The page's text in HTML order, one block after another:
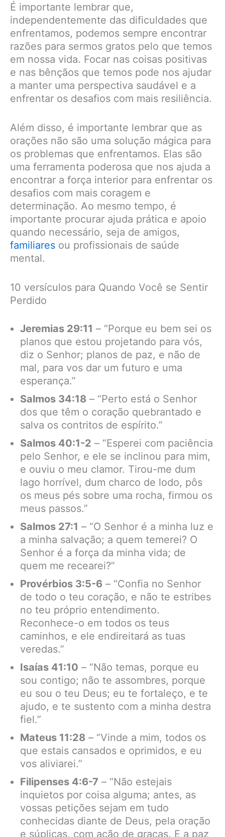
É importante lembrar que,
independentemente das dificuldades que
enfrentamos, podemos sempre encontrar
razões para sermos gratos pelo que temos
em nossa vida. Focar nas coisas positivas
e nas bênçãos que temos pode nos ajudar
a manter uma perspectiva saudável e a
enfrentar os desafios com mais resiliência.
Além disso, é importante lembrar que as
orações não são uma solução mágica para
os problemas que enfrentamos. Elas são
uma ferramenta poderosa que nos ajuda a
encontrar a força interior para enfrentar os
desafios com mais coragem e
determinação. Ao mesmo tempo, é
importante procurar ajuda prática e apoio
quando necessário, seja de amigos,
familiares ou profissionais de saúde
mental.
10 versículos para Quando Você se Sentir
Perdido
Jeremias 29:11 – “Porque eu bem sei os
planos que estou projetando para vós,
diz o Senhor; planos de paz, e não de
mal, para vos dar um futuro e uma
esperança.”
Salmos 34:18 – “Perto está o Senhor
dos que têm o coração quebrantado e
salva os contritos de espírito.”
Salmos 40:1-2 – “Esperei com paciência
pelo Senhor, e ele se inclinou para mim,
e ouviu o meu clamor. Tirou-me dum
lago horrível, dum charco de lodo, pôs
os meus pés sobre uma rocha, firmou os
meus passos.”
Salmos 27:1 – “O Senhor é a minha luz e
a minha salvação; a quem temerei? O
Senhor é a força da minha vida; de
quem me recearei?”
Provérbios 3:5-6 – “Confia no Senhor
de todo o teu coração, e não te estribes
no teu próprio entendimento.
Reconhece-o em todos os teus
caminhos, e ele endireitará as tuas
veredas.”
Isaías 41:10 – “Não temas, porque eu
sou contigo; não te assombres, porque
eu sou o teu Deus; eu te fortaleço, e te
ajudo, e te sustento com a minha destra
fiel.”
Mateus 11:28 – “Vinde a mim, todos os
que estais cansados e oprimidos, e eu
vos aliviarei.”
Filipenses 4:6-7 – “Não estejais
inquietos por coisa alguma; antes, as
vossas petições sejam em tudo
conhecidas diante de Deus, pela oração
e súplicas, com ação de graças. E a paz